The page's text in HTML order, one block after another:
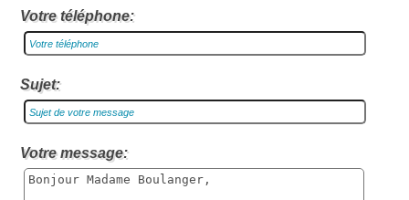
Votre téléphone:
Sujet:
Votre message: